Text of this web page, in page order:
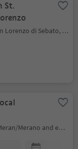
St.
St.Lorenzen/San Lorenzo di Sebato, Dolomites Region Kronplatz/Plan de Corones
Ulten/Ultimo, Meran/Merano and environs